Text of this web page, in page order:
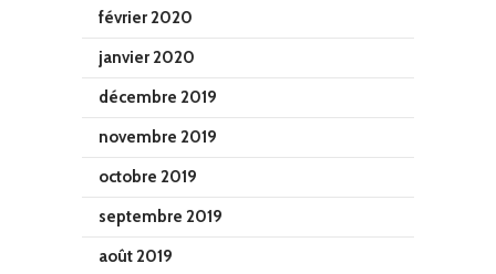
février 2020
janvier 2020
décembre 2019
novembre 2019
octobre 2019
septembre 2019
août 2019